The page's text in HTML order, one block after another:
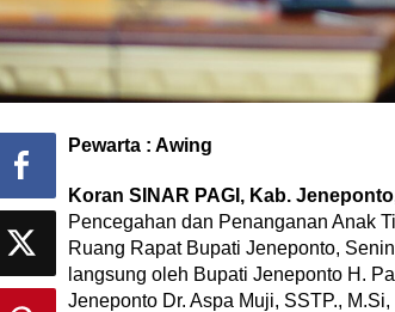
Pewarta : Awing
Koran SINAR PAGI, Kab.
Pencegahan dan Penanganan Anak
Ruang Rapat Bupati Jeneponto,
langsung oleh Bupati Jeneponto H.
Jeneponto Dr. Aspa Muji, SSTP.,